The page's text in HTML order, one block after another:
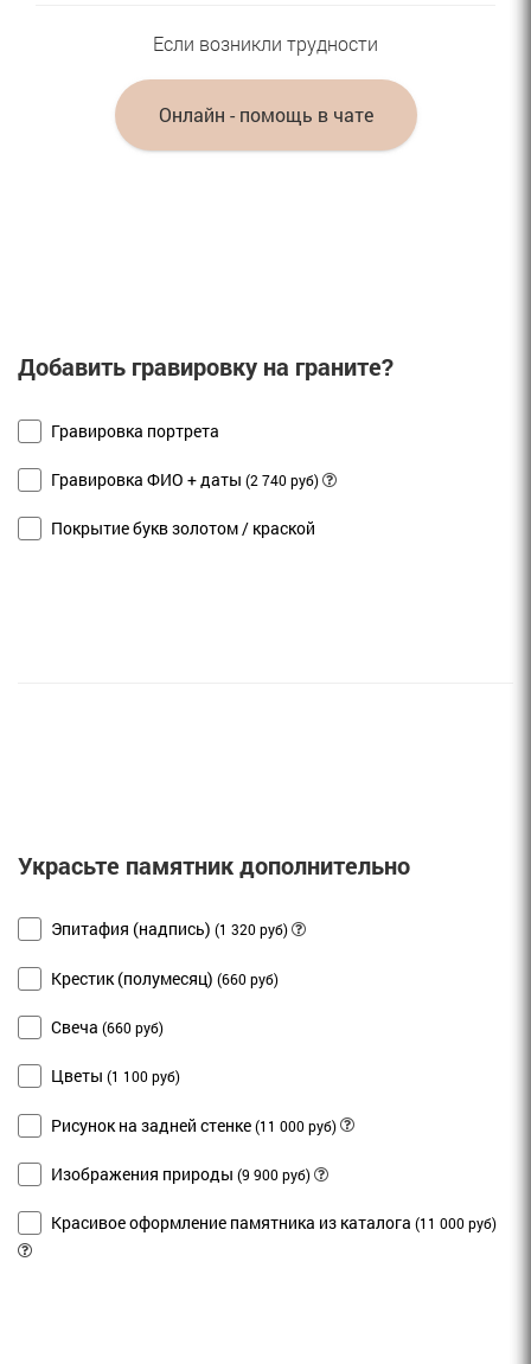
Если возникли трудности
Онлайн - помощь в чате
Добавить гравировку на граните?
Гравировка портрета
Гравировка ФИО + даты (2 740 руб)
Покрытие букв золотом / краской
Украсьте памятник дополнительно
Эпитафия (надпись) (1 320 руб)
Крестик (полумесяц) (660 руб)
Свеча (660 руб)
Цветы (1 100 руб)
Рисунок на задней стенке (11 000 руб)
Изображения природы (9 900 руб)
Красивое оформление памятника из каталога (11 000 руб)